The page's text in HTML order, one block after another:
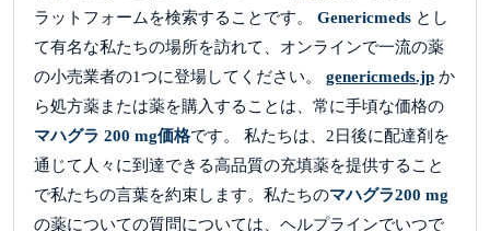
ラットフォームを検索することです。 Genericmeds とし
て有名な私たちの場所を訪れて、オンラインで一流の薬
の小売業者の1つに登場してください。 genericmeds.jp か
ら処方薬または薬を購入することは、常に手頃な価格の
マハグラ 200 mg価格です。 私たちは、2日後に配達剤を
通じて人々に到達できる高品質の充填薬を提供すること
で私たちの言葉を約束します。私たちのマハグラ200 mg
の薬についての質問については、ヘルプラインでいつで